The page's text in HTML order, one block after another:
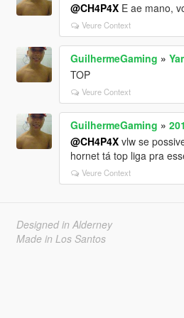
@CH4P4XE ae mano,
Veure Context
GuilhermeGaming »
TOP
Veure Context
GuilhermeGaming »
@CH4P4Xvlw se
hornet tá top liga pra
Veure Context
Designed in Alderney
Made in Los Santos